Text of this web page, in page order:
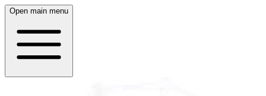
Open main menu